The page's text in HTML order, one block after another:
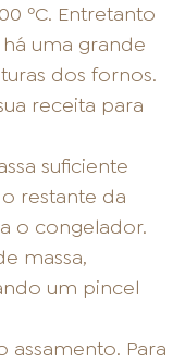
ºC. Entretanto
uma grande
dos fornos.
receita para
suficiente
restante da
o congelador.
massa,
um pincel
assamento. Para